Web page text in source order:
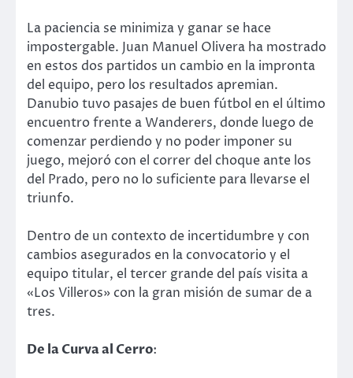
La paciencia se minimiza y ganar se hace
impostergable. Juan Manuel Olivera ha mostrado
en estos dos partidos un cambio en la impronta
del equipo, pero los resultados apremian.
Danubio tuvo pasajes de buen fútbol en el último
encuentro frente a Wanderers, donde luego de
comenzar perdiendo y no poder imponer su
juego, mejoró con el correr del choque ante los
del Prado, pero no lo suficiente para llevarse el
triunfo.
Dentro de un contexto de incertidumbre y con
cambios asegurados en la convocatorio y el
equipo titular, el tercer grande del país visita a
«Los Villeros» con la gran misión de sumar de a
tres.
De la Curva al Cerro: